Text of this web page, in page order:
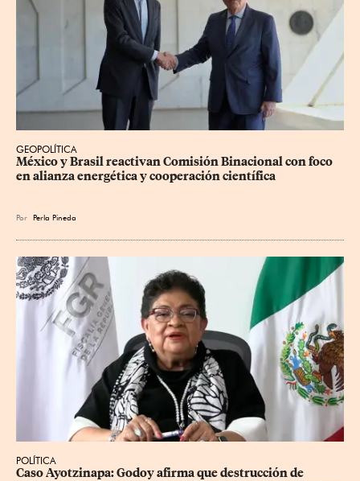
GEOPOLÍTICA
México y Brasil reactivan Comisión Binacional con foco
en alianza energética y cooperación científica
Por Perla Pineda
POLÍTICA
Caso Ayotzinapa: Godoy afirma que destrucción de